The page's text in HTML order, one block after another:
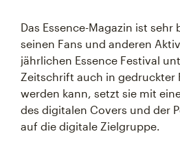
Das Essence-Magazin ist
seinen Fans und anderen
jährlichen Essence Festival
Zeitschrift auch in gedruckter
werden kann, setzt sie mit
des digitalen Covers und der
auf die digitale Zielgruppe.